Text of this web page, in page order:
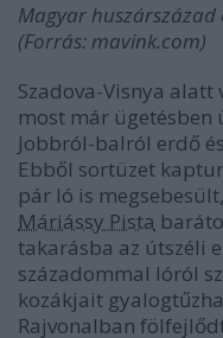
Magyar
(Forrás: mavink.com)
Szadova-Visnya
most már ügetésben
Jobbról-balról erdő
Ebből sortüzet
pár ló is
Máriássy Pista
takarásba az útszéli
századommal lóról
kozákjait
Rajvonalban